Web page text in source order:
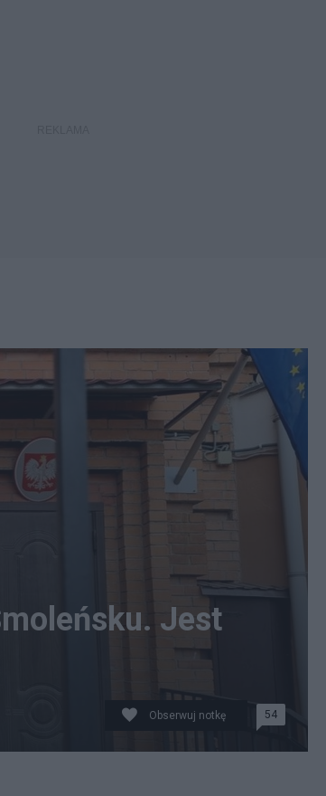
Jest
Obserwuj notkę 54